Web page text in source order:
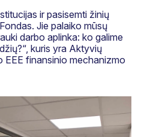
ir pasisemti žinių
Jie palaiko mūsų
darbo aplinka: ko galime
kuris yra Aktyvių
finansinio mechanizmo